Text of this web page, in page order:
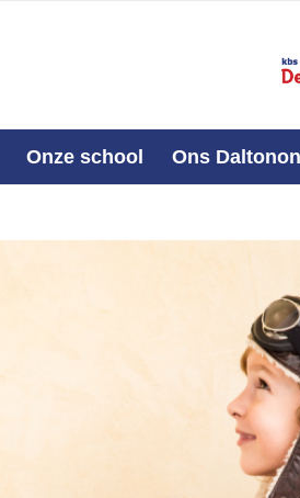
Onze school Ons